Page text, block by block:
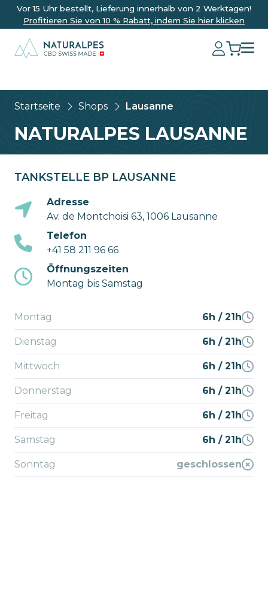
Vor 15 Uhr bestellt, Lieferung innerhalb von 2 Werktagen!
Profitieren Sie von 10 % Rabatt, indem Sie hier klicken
Startseite Shops Lausanne
NATURALPES LAUSANNE
TANKSTELLE BP LAUSANNE
Adresse
Av. de Montchoisi 63, 1006 Lausanne
Telefon
+41 58 211 96 66
Öffnungszeiten
Montag bis Samstag
Montag 6h / 21h
Dienstag 6h / 21h
Mittwoch 6h / 21h
Donnerstag 6h / 21h
Freitag 6h / 21h
Samstag 6h / 21h
Sonntag geschlossen